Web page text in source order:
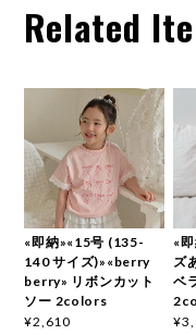
Related
«即納»«15号 (135-
140 サイズ)»«berry
berry» リボンカット
ソー 2colors
¥2,610
«
ズ
ベ